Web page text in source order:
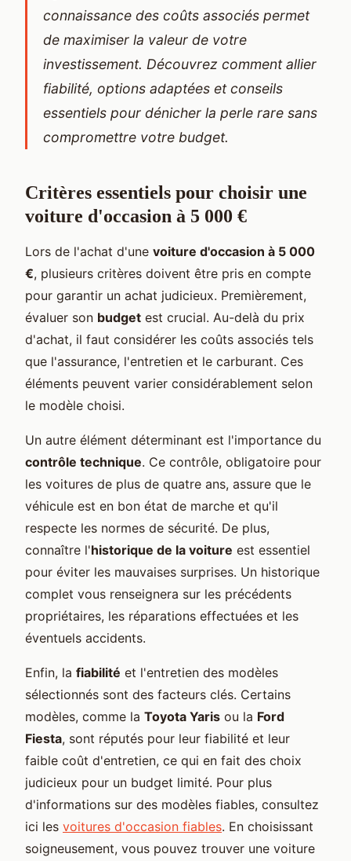
connaissance des coûts associés permet
de maximiser la valeur de votre
investissement. Découvrez comment allier
fiabilité, options adaptées et conseils
essentiels pour dénicher la perle rare sans
compromettre votre budget.
Critères essentiels pour choisir une
voiture d'occasion à 5 000 €
Lors de l'achat d'une voiture d'occasion à 5 000
€, plusieurs critères doivent être pris en compte
pour garantir un achat judicieux. Premièrement,
évaluer son budget est crucial. Au-delà du prix
d'achat, il faut considérer les coûts associés tels
que l'assurance, l'entretien et le carburant. Ces
éléments peuvent varier considérablement selon
le modèle choisi.
Un autre élément déterminant est l'importance du
contrôle technique. Ce contrôle, obligatoire pour
les voitures de plus de quatre ans, assure que le
véhicule est en bon état de marche et qu'il
respecte les normes de sécurité. De plus,
connaître l'historique de la voiture est essentiel
pour éviter les mauvaises surprises. Un historique
complet vous renseignera sur les précédents
propriétaires, les réparations effectuées et les
éventuels accidents.
Enfin, la fiabilité et l'entretien des modèles
sélectionnés sont des facteurs clés. Certains
modèles, comme la Toyota Yaris ou la Ford
Fiesta, sont réputés pour leur fiabilité et leur
faible coût d'entretien, ce qui en fait des choix
judicieux pour un budget limité. Pour plus
d'informations sur des modèles fiables, consultez
ici les voitures d'occasion fiables. En choisissant
soigneusement, vous pouvez trouver une voiture